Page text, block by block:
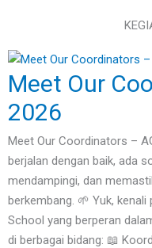
Meet Our
2026
Meet Our Coordinators –
berjalan dengan baik, ada
mendampingi, dan
berkembang. 🌱 Yuk,
School yang berperan
di berbagai bidang: 📖